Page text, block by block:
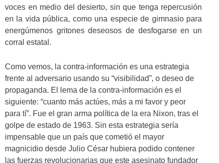
voces en medio del desierto, sin que tenga repercusión
en la vida pública, como una especie de gimnasio para
energúmenos gritones deseosos de desfogarse en un
corral estatal.
Como vemos, la contra-información es una estrategia
frente al adversario usando su “visibilidad”, o deseo de
propaganda. El lema de la contra-información es el
siguiente: “cuanto más actúes, más a mi favor y peor
para tí”. Fue el gran arma política de la era Nixon, tras el
golpe de estado de 1963. Sin esta estrategia sería
impensable que un país que cometió el mayor
magnicidio desde Julio César hubiera podido contener
las fuerzas revolucionarias que este asesinato fundador